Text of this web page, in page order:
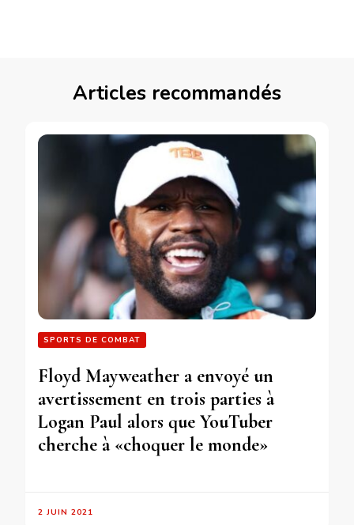
Articles recommandés
SPORTS DE COMBAT
Floyd Mayweather a envoyé un
avertissement en trois parties à
Logan Paul alors que YouTuber
cherche à «choquer le monde»
2 JUIN 2021